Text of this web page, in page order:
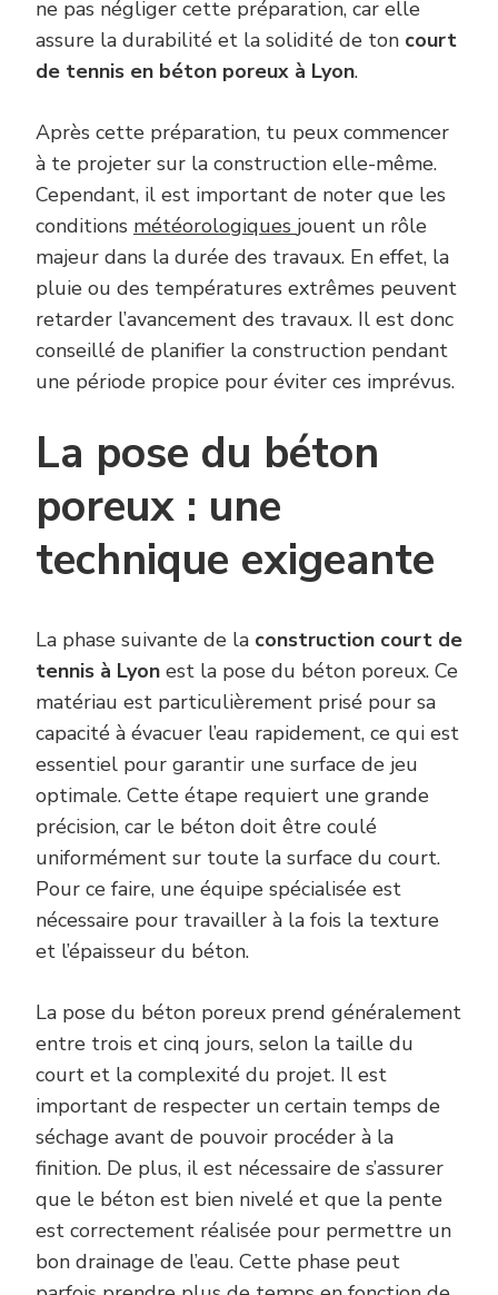
ne pas négliger cette préparation, car elle
assure la durabilité et la solidité de ton court
de tennis en béton poreux à Lyon.
Après cette préparation, tu peux commencer
à te projeter sur la construction elle-même.
Cependant, il est important de noter que les
conditions météorologiques jouent un rôle
majeur dans la durée des travaux. En effet, la
pluie ou des températures extrêmes peuvent
retarder l’avancement des travaux. Il est donc
conseillé de planifier la construction pendant
une période propice pour éviter ces imprévus.
La pose du béton
poreux : une
technique exigeante
La phase suivante de la construction court de
tennis à Lyon est la pose du béton poreux. Ce
matériau est particulièrement prisé pour sa
capacité à évacuer l’eau rapidement, ce qui est
essentiel pour garantir une surface de jeu
optimale. Cette étape requiert une grande
précision, car le béton doit être coulé
uniformément sur toute la surface du court.
Pour ce faire, une équipe spécialisée est
nécessaire pour travailler à la fois la texture
et l’épaisseur du béton.
La pose du béton poreux prend généralement
entre trois et cinq jours, selon la taille du
court et la complexité du projet. Il est
important de respecter un certain temps de
séchage avant de pouvoir procéder à la
finition. De plus, il est nécessaire de s’assurer
que le béton est bien nivelé et que la pente
est correctement réalisée pour permettre un
bon drainage de l’eau. Cette phase peut